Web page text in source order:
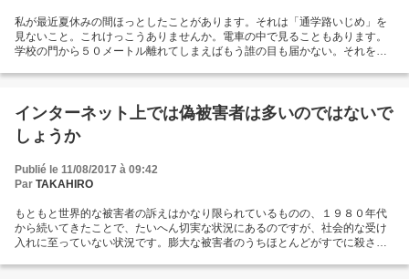
私が最近夏休みの間ほっとしたことがあります。それは「通学路いじめ」を
見ないこと。これけっこうありませんか。電車の中で見ることもあります。
学校の門から５０メートル離れてしまえばもう誰の目も届かない。それをよ
じ取れます。なんでこれが子どもの悪戯だかなんとかになるのか。そういう
話してた外国の男性の方、社会的地位も奪われ、離婚にもなって、全くみぐ
るみをはがされた状況。これがおかしくないんでしょうか。虐げが酷くて人
間的生活を求めることすらできなくされてしまうのです。生存権とか言って
ソナルームが理想郷でしょう。情報操作の落とし穴に気づいてくれれば助か
る人は大勢います。一度しかない人生でどうしてこんな扱いを受けてしまう
インターネット上では偽被害者は多いのではないで
しょうか
Publié le 11/08/2017 à 09:42
Par TAKAHIRO
もともと世界的な被害者の訴えはかなり限られているものの、１９８０年代
から続いてきたことで、たいへん切実な状況にあるのですが、社会的な受け
入れに至っていない状況です。膨大な被害者のうちほとんどがすでに殺され
体、被害の実態に誤解を生んでしまうのではないかと感じています。被害者